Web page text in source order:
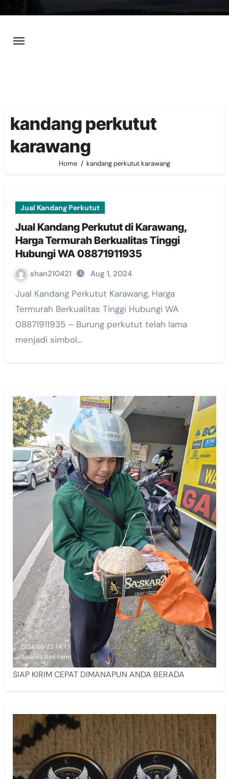
content
kandang perkutut
karawang
Home kandang perkutut karawang
Jual Kandang Perkutut
Jual Kandang Perkutut di Karawang,
Harga Termurah Berkualitas Tinggi
Hubungi WA 08871911935
shan210421 Aug 1, 2024
Jual Kandang Perkutut Karawang, Harga
Termurah Berkualitas Tinggi Hubungi WA
08871911935 – Burung perkutut telah lama
menjadi simbol…
SIAP KIRIM CEPAT DIMANAPUN ANDA BERADA